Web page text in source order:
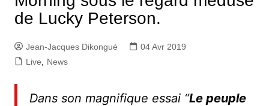
de Lucky Peterson.
Jean-Jacques Dikongué
04 Avr 2019
Live
News
Dans son magnifique essai “Le peuple